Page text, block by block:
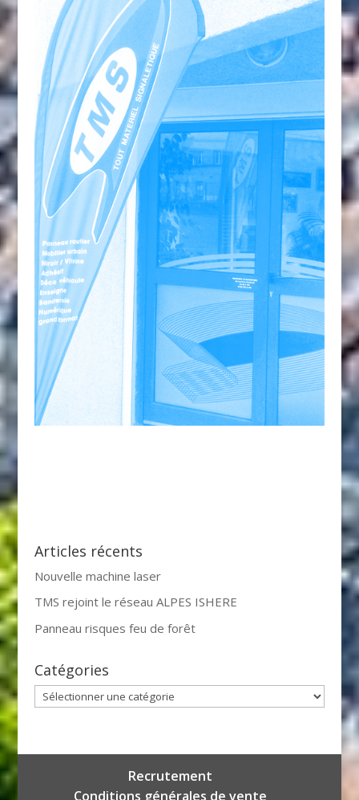
Articles récents
Nouvelle machine laser
TMS rejoint le réseau ALPES ISHERE
Panneau risques feu de forêt
Catégories
Catégories
Recrutement
Conditions générales de vente